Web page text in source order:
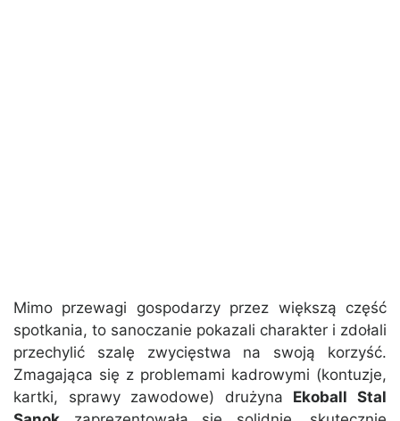
Mimo przewagi gospodarzy przez większą część
spotkania, to sanoczanie pokazali charakter i zdołali
przechylić szalę zwycięstwa na swoją korzyść.
Zmagająca się z problemami kadrowymi (kontuzje,
kartki, sprawy zawodowe) drużyna Ekoball Stal